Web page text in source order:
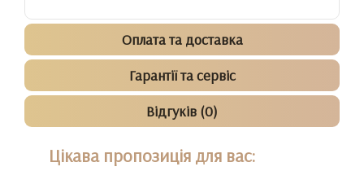
Оплата та доставка
Гарантії та сервіс
Відгуків (0)
Цікава пропозиція для вас: